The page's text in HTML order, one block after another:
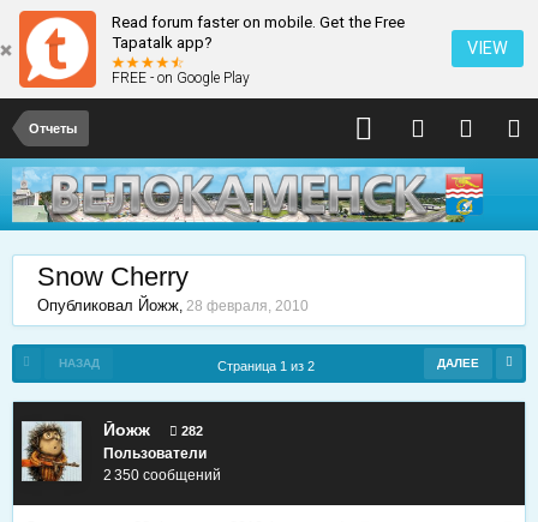
Read forum faster on mobile. Get the Free
Tapatalk app?
FREE - on Google Play
VIEW
Отчеты
Snow Cherry
Опубликовал Йожж, 28 февраля, 2010
НАЗАД ДАЛЕЕ
Страница 1 из 2
Йожж 282
Пользователи
2 350 сообщений